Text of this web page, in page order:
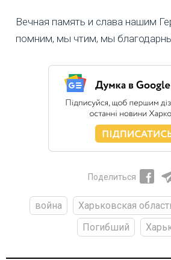
Вечная память и слава нашим
помним, мы чтим, мы
Поделиться
война Харьковская
Погибший